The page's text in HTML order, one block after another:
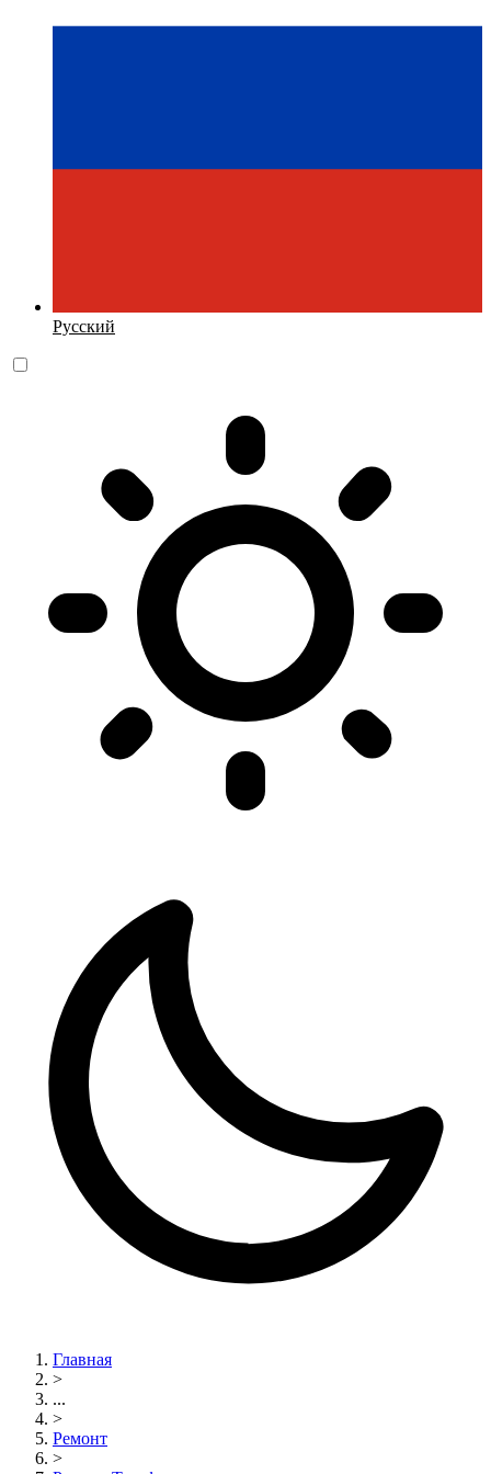
Русский
Главная
>
...
>
Ремонт
>